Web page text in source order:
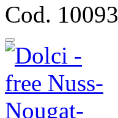
Cod. 10093